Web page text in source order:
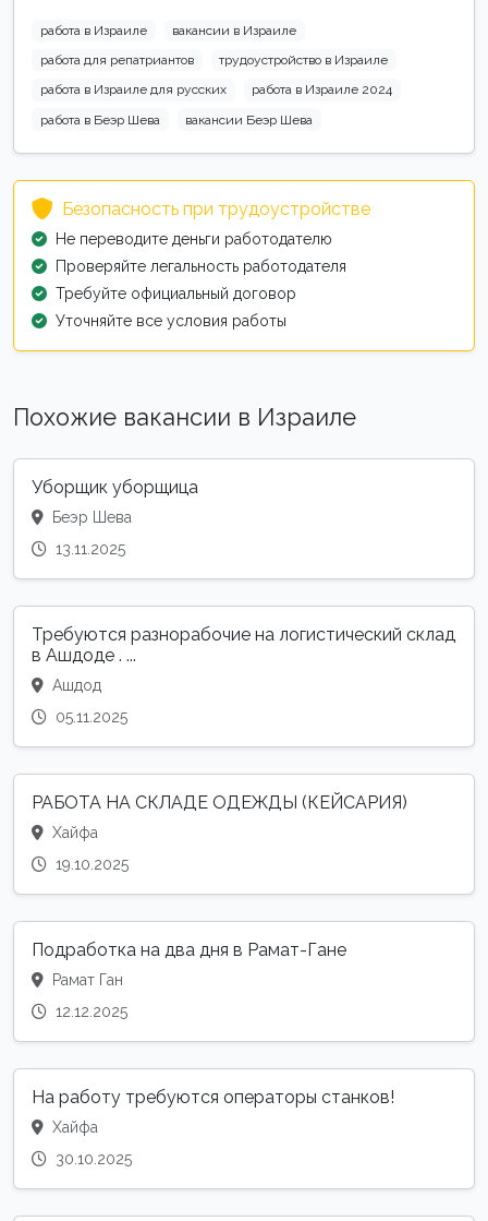
работа в Израиле
вакансии в Израиле
работа для репатриантов
трудоустройство в Израиле
работа в Израиле для русских
работа в Израиле 2024
работа в Беэр Шева
вакансии Беэр Шева
Безопасность при трудоустройстве
Не переводите деньги работодателю
Проверяйте легальность работодателя
Требуйте официальный договор
Уточняйте все условия работы
Похожие вакансии в Израиле
Уборщик уборщица
Беэр Шева
13.11.2025
Требуются разнорабочие на логистический склад
в Ашдоде . ...
Ашдод
05.11.2025
РАБОТА НА СКЛАДЕ ОДЕЖДЫ (КЕЙСАРИЯ)
Хайфа
19.10.2025
Подработка на два дня в Рамат-Гане
Рамат Ган
12.12.2025
На работу требуются операторы станков!
Хайфа
30.10.2025